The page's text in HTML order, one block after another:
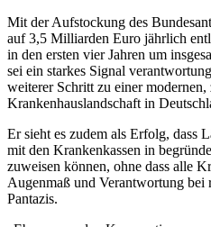
Mit der Aufstockung des
auf 3,5 Milliarden Euro jährlich
in den ersten vier Jahren um
sei ein starkes Signal
weiterer Schritt zu einer modernen,
Krankenhauslandschaft in
Er sieht es zudem als Erfolg, dass
mit den Krankenkassen in
zuweisen können, ohne dass alle
Augenmaß und Verantwortung bei
Pantazis.